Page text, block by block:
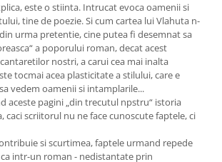
este o stiinta. Intrucat evoca oamenii si
tine de poezie. Si cum cartea lui Vlahuta n-
urma pretentie, cine putea fi desemnat sa
a poporului roman, decat acest
nostri, a carui cea mai inalta
tocmai acea plasticitate a stilului, care e
vedem oamenii si intamplarile...
aceste pagini „din trecutul npstru“ istoria
caci scriitorul nu ne face cunoscute faptele, ci
si scurtimea, faptele urmand repede
intr-un roman - nedistantate prin